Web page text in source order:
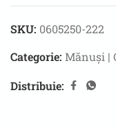
SKU: 0605250-222
Categorie: Mănuși |
Distribuie: